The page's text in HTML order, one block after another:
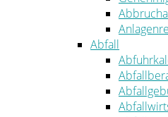
Abfall